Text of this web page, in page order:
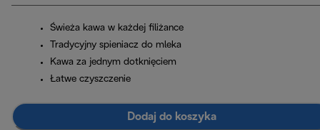
Świeża kawa w każdej filiżance
Tradycyjny spieniacz do mleka
Kawa za jednym dotknięciem
Łatwe czyszczenie
Dodaj do koszyka